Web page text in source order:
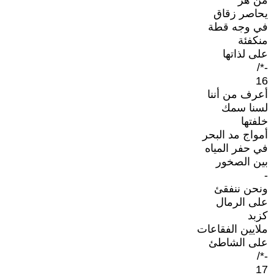
يحاصر زقاق
في وجه قطة
منكفئة
على لذاتها
-*/
16
أعرف من أننا
لسنا سمك
خلفتها
أمواج مد البحر
في حفر المياه
بين الصخور
-
ونحن ننفقئ
على الرمال
كزبد
ملايين الفقاعات
على الشاطئ
-*/
17